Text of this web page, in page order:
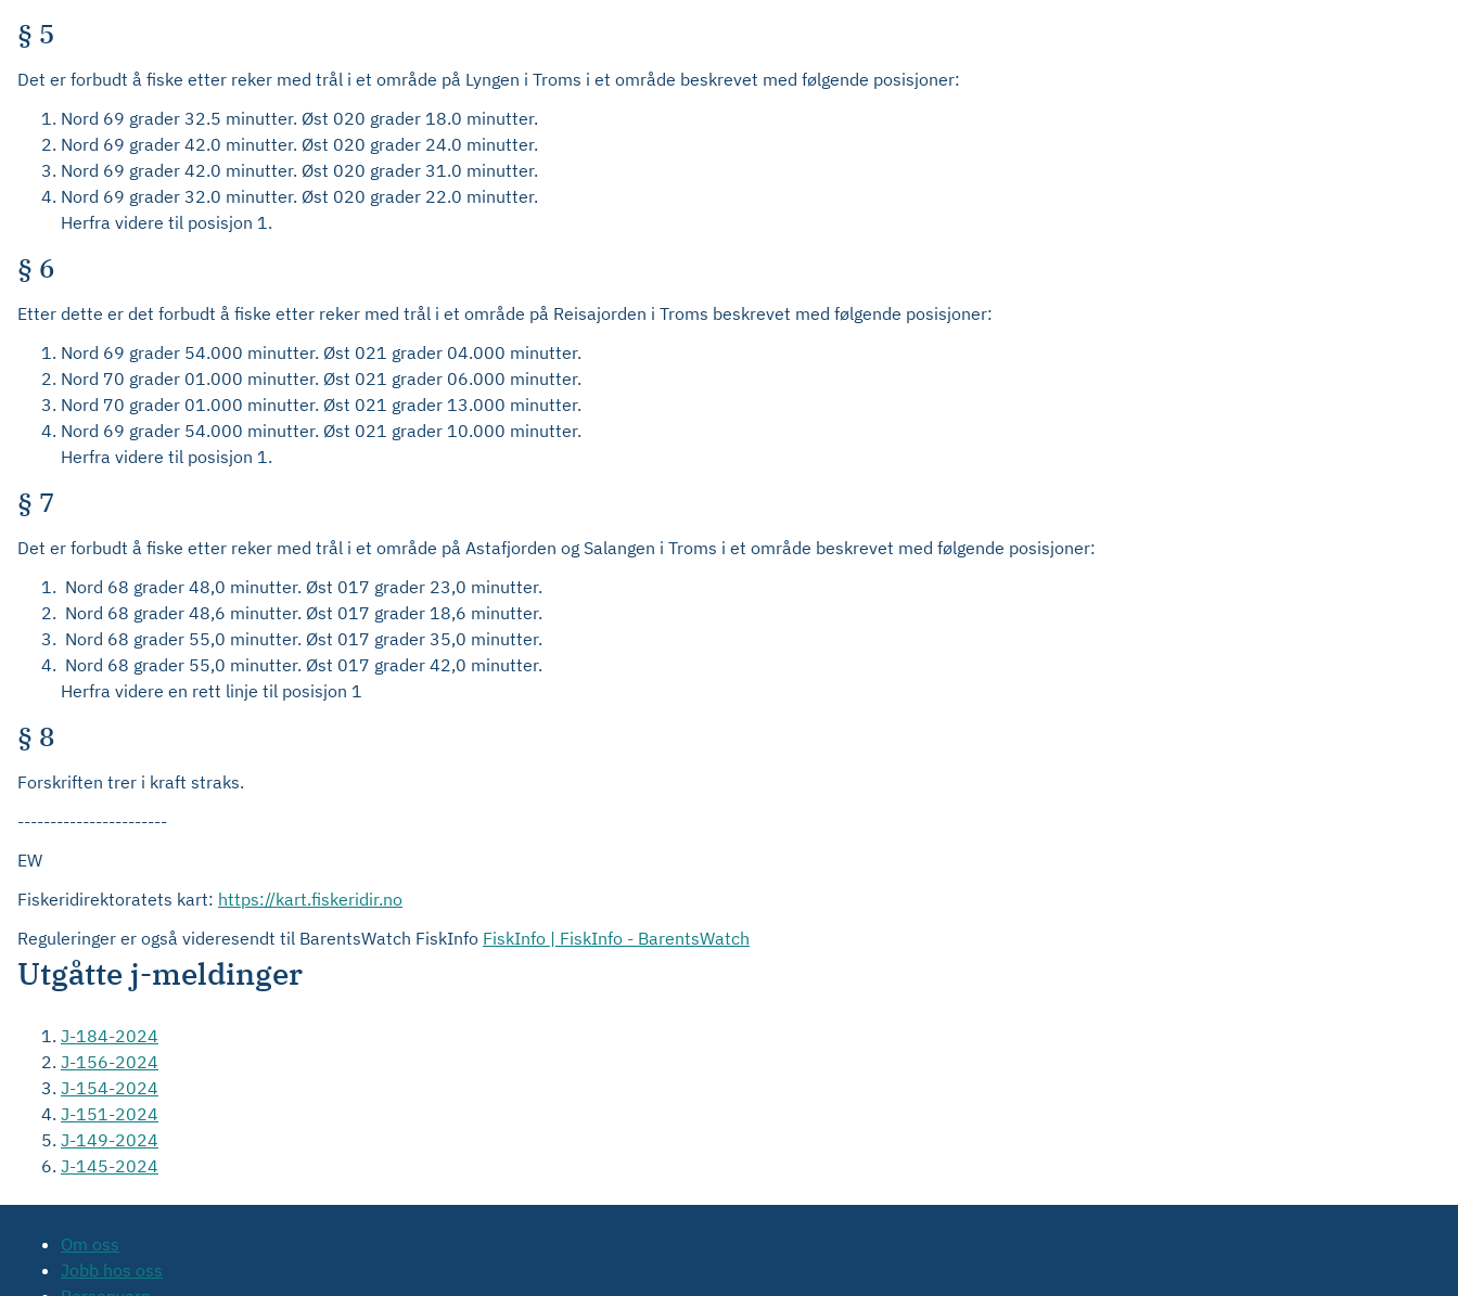
§ 5
Det er forbudt å fiske etter reker med trål i et område på Lyngen i Troms i et område beskrevet med følgende posisjoner:
Nord 69 grader 32.5 minutter. Øst 020 grader 18.0 minutter.
Nord 69 grader 42.0 minutter. Øst 020 grader 24.0 minutter.
Nord 69 grader 42.0 minutter. Øst 020 grader 31.0 minutter.
Nord 69 grader 32.0 minutter. Øst 020 grader 22.0 minutter.
Herfra videre til posisjon 1.
§ 6
Etter dette er det forbudt å fiske etter reker med trål i et område på Reisajorden i Troms beskrevet med følgende posisjoner:
Nord 69 grader 54.000 minutter. Øst 021 grader 04.000 minutter.
Nord 70 grader 01.000 minutter. Øst 021 grader 06.000 minutter.
Nord 70 grader 01.000 minutter. Øst 021 grader 13.000 minutter.
Nord 69 grader 54.000 minutter. Øst 021 grader 10.000 minutter.
Herfra videre til posisjon 1.
§ 7
Det er forbudt å fiske etter reker med trål i et område på Astafjorden og Salangen i Troms i et område beskrevet med følgende posisjoner:
Nord 68 grader 48,0 minutter. Øst 017 grader 23,0 minutter.
Nord 68 grader 48,6 minutter. Øst 017 grader 18,6 minutter.
Nord 68 grader 55,0 minutter. Øst 017 grader 35,0 minutter.
Nord 68 grader 55,0 minutter. Øst 017 grader 42,0 minutter.
Herfra videre en rett linje til posisjon 1
§ 8
Forskriften trer i kraft straks.
-----------------------
EW
Fiskeridirektoratets kart: https://kart.fiskeridir.no
Reguleringer er også videresendt til BarentsWatch FiskInfo FiskInfo | FiskInfo - BarentsWatch
Utgåtte j-meldinger
J-184-2024
J-156-2024
J-154-2024
J-151-2024
J-149-2024
J-145-2024
Om oss
Jobb hos oss